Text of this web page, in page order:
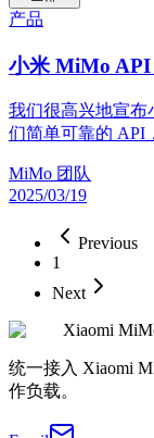
产品
小米 MiMo
我们很高兴地宣布
们简单可靠的 API
MiMo 团队
2025/03/19
Previous
1
Next
Xiaomi
统一接入 Xiaomi
作负载。